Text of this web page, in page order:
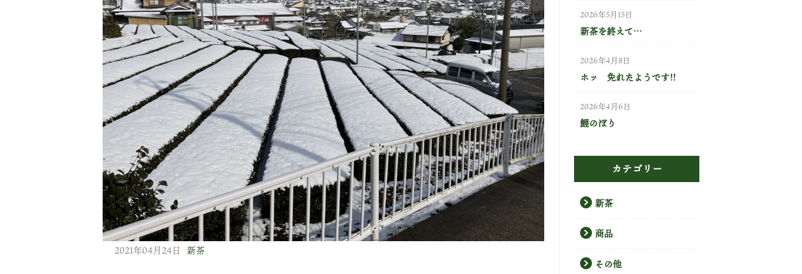
2021年04月24日 新茶
新茶を終えて…
2026年5月15日
ホッ 免れたようです!!
2026年4月8日
鯉のぼり
2026年4月6日
カテゴリー
新茶
商品
その他